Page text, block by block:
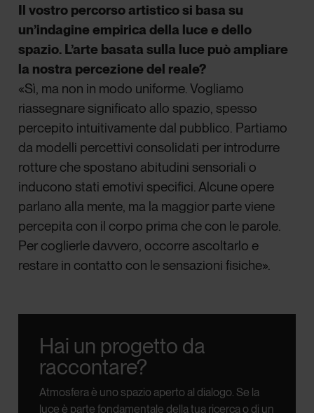
Il vostro percorso artistico si basa su
un’indagine empirica della luce e dello
spazio. L’arte basata sulla luce può ampliare
la nostra percezione del reale?
«Sì, ma non in modo uniforme. Vogliamo
riassegnare significato allo spazio, spesso
percepito intuitivamente dal pubblico. Partiamo
da modelli percettivi consolidati per introdurre
rotture che spostano abitudini sensoriali o
inducono stati emotivi specifici. Alcune opere
parlano alla mente, ma la maggior parte viene
percepita con il corpo prima che con le parole.
Per coglierle davvero, occorre ascoltarlo e
restare in contatto con le sensazioni fisiche».
Hai un progetto da
raccontare?
Atmosfera è uno spazio aperto al dialogo.Se la
luce è parte fondamentale della tua ricerca o di un